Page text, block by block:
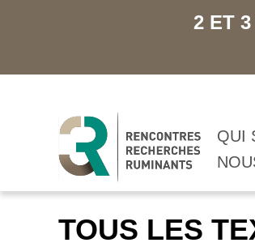
2 ET
QUI
TOUS LES